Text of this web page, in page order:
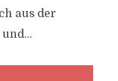
aus der